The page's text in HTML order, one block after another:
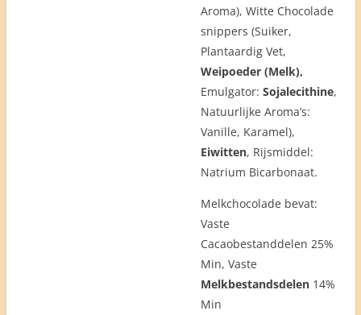
Aroma), Witte Chocolade
snippers (Suiker,
Plantaardig Vet,
Weipoeder (Melk),
Emulgator: Sojalecithine,
Natuurlijke Aroma’s:
Vanille, Karamel),
Eiwitten, Rijsmiddel:
Natrium Bicarbonaat.
Melkchocolade bevat:
Vaste
Cacaobestanddelen 25%
Min, Vaste
Melkbestandsdelen 14%
Min